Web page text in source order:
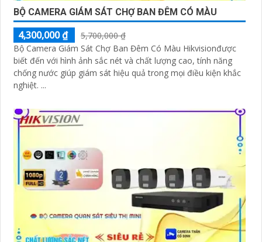
BỘ CAMERA GIÁM SÁT CHỢ BAN ĐÊM CÓ MÀU
4,300,000 ₫
5,700,000 ₫
Bộ Camera Giám Sát Chợ Ban Đêm Có Màu Hikvisionđược
biết đến với hình ảnh sắc nét và chất lượng cao, tính năng
chống nước giúp giám sát hiệu quả trong mọi điều kiện khắc
nghiệt. ...